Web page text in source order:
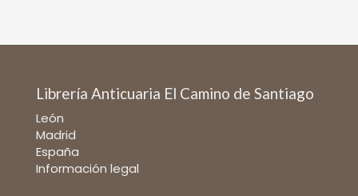
Librería Anticuaria El Camino de Santiago
León
Madrid
España
Información legal